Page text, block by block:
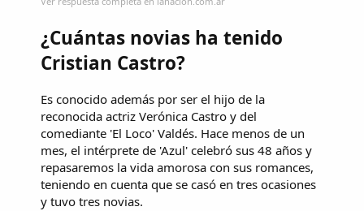
¿Cuántas novias ha tenido
Cristian Castro?
Es conocido además por ser el hijo de la
reconocida actriz Verónica Castro y del
comediante 'El Loco' Valdés. Hace menos de un
mes, el intérprete de 'Azul' celebró sus 48 años y
repasaremos la vida amorosa con sus romances,
teniendo en cuenta que se casó en tres ocasiones
y tuvo tres novias.